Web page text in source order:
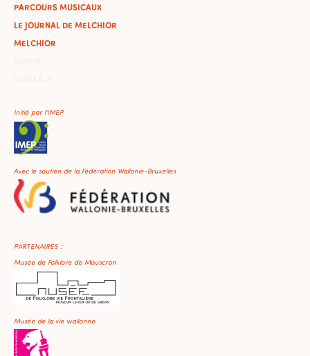
PARCOURS MUSICAUX
LE JOURNAL DE MELCHIOR
MELCHIOR
Initié par l'IMEP
Avec le soutien de la Fédération Wallonie-Bruxelles
PARTENAIRES :
Musée de Folklore de Mouscron
Musée de la vie wallonne